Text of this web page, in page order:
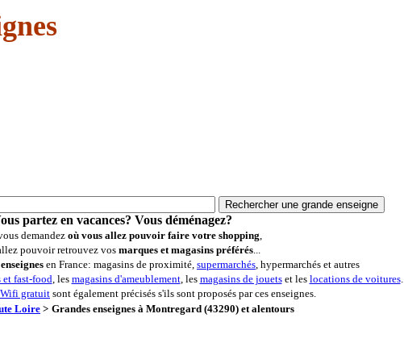
partez en vacances? Vous déménagez?
demandez où vous allez pouvoir faire votre shopping,
pouvoir retrouvez vosmarques et magasins préférés...
en France: magasins de proximité, supermarchés, hypermarchés et autres
et fast-food, les magasins d'ameublement, les magasins de jouetset les locations de voitures.
Wifi gratuit sont également précisés s'ils sont proposés par ces enseignes.
Loire > Grandes enseignes à Montregard (43290) et alentours